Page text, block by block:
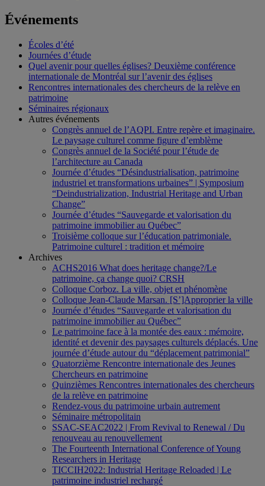
Événements
Écoles d’été
Journées d’étude
Quel avenir pour quelles églises? Deuxième conférence
internationale de Montréal sur l’avenir des églises
Rencontres internationales des chercheurs de la relève en
patrimoine
Séminaires régionaux
Autres événements
Congrès annuel de l’AQPI. Entre repère et imaginaire.
Le paysage culturel comme figure d’emblème
Congrès annuel de la Société pour l’étude de
l’architecture au Canada
Journée d’études “Désindustrialisation, patrimoine
industriel et transformations urbaines” | Symposium
“Deindustrialization, Industrial Heritage and Urban
Change”
Journée d’études “Sauvegarde et valorisation du
patrimoine immobilier au Québec”
Troisième colloque sur l’éducation patrimoniale.
Patrimoine culturel : tradition et mémoire
Archives
ACHS2016 What does heritage change?/Le
patrimoine, ça change quoi? CRSH
Colloque Corboz. La ville, objet et phénomène
Colloque Jean-Claude Marsan. [S’]Approprier la ville
Journée d’études “Sauvegarde et valorisation du
patrimoine immobilier au Québec”
Le patrimoine face à la montée des eaux : mémoire,
identité et devenir des paysages culturels déplacés. Une
journée d’étude autour du “déplacement patrimonial”
Quatorzième Rencontre internationale des Jeunes
Chercheurs en patrimoine
Quinzièmes Rencontres internationales des chercheurs
de la relève en patrimoine
Rendez-vous du patrimoine urbain autrement
Séminaire métropolitain
SSAC-SEAC2022 | From Revival to Renewal / Du
renouveau au renouvellement
The Fourteenth International Conference of Young
Researchers in Heritage
TICCIH2022: Industrial Heritage Reloaded | Le
patrimoine industriel rechargé